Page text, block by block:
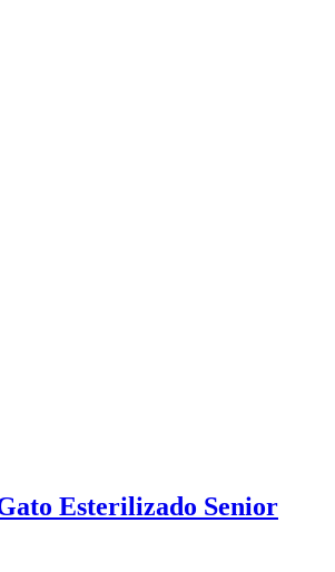
Esterilizado Senior